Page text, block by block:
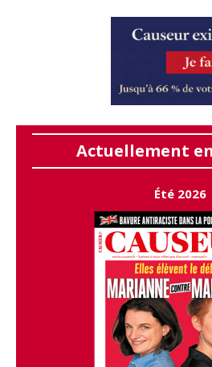
Actuellement
Été 2026